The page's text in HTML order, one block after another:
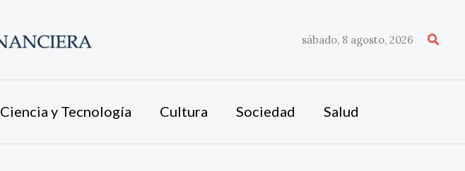
sábado, 8 agosto, 2026
Ciencia y Tecnología Cultura Sociedad Salud